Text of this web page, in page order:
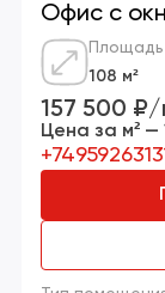
Офис с
Площадь
108 м²
157 500 ₽/
Цена за м² —